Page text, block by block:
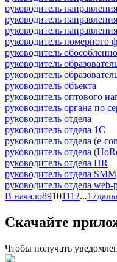
руководитель
руководитель
руководитель
руководитель номерного
руководитель
руководитель
руководитель
руководитель объекта
руководитель оптового
руководитель органа по
руководитель отдела
руководитель отдела 1С
руководитель отдела (e-
руководитель отдела
руководитель отдела HR
руководитель отдела SMM
руководитель отдела web-
В начало89101112...17
Скачайте
Чтобы получать